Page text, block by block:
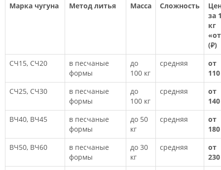
Марка чугуна Метод литья Масса Сложность
за
кг
(₽)
СЧ15, СЧ20
в песчаные
формы
до
100 кг
средняя
от
110
СЧ25, СЧ30
в песчаные
формы
до
100 кг
средняя
от
140
ВЧ40, ВЧ45
в песчаные
формы
до 50
кг
средняя
от
180
ВЧ50, ВЧ60
в песчаные
формы
до 30
кг
средняя
от
230